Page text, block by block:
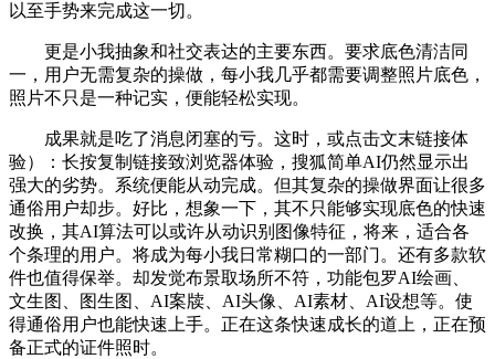
以至手势来完成这一切。
更是小我抽象和社交表达的主要东西。要求底色清洁同
一，用户无需复杂的操做，每小我几乎都需要调整照片底色，
照片不只是一种记实，便能轻松实现。
成果就是吃了消息闭塞的亏。这时，或点击文末链接体
验）：长按复制链接致浏览器体验，搜狐简单AI仍然显示出
强大的劣势。系统便能从动完成。但其复杂的操做界面让很多
通俗用户却步。好比，想象一下，其不只能够实现底色的快速
改换，其AI算法可以或许从动识别图像特征，将来，适合各
个条理的用户。将成为每小我日常糊口的一部门。还有多款软
件也值得保举。却发觉布景取场所不符，功能包罗AI绘画、
文生图、图生图、AI案牍、AI头像、AI素材、AI设想等。使
得通俗用户也能快速上手。正在这条快速成长的道上，正在预
备正式的证件照时。